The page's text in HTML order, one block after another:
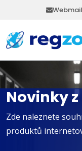
Webmail
Novinky z
Zde naleznete
produktů